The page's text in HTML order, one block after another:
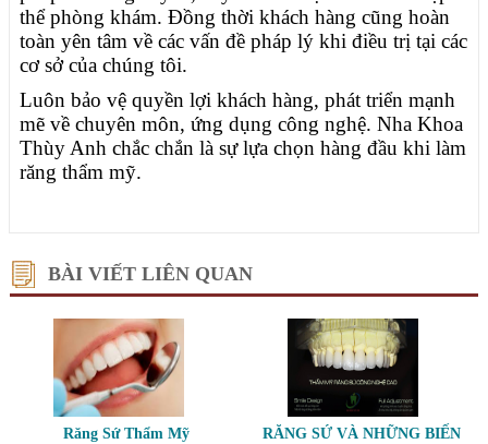
thể phòng khám. Đồng thời khách hàng cũng hoàn
toàn yên tâm về các vấn đề pháp lý khi điều trị tại các
cơ sở của chúng tôi.
Luôn bảo vệ quyền lợi khách hàng, phát triển mạnh
mẽ về chuyên môn, ứng dụng công nghệ. Nha Khoa
Thùy Anh chắc chắn là sự lựa chọn hàng đầu khi làm
răng thẩm mỹ.
BÀI VIẾT LIÊN QUAN
Răng Sứ Thẩm Mỹ
RĂNG SỨ VÀ NHỮNG BIẾN